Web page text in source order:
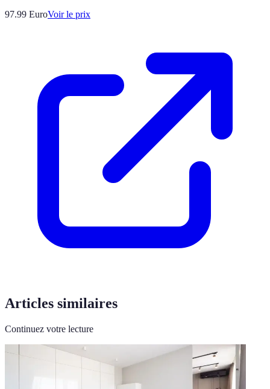
97.99 EuroVoir le prix
Articles similaires
Continuez votre lecture